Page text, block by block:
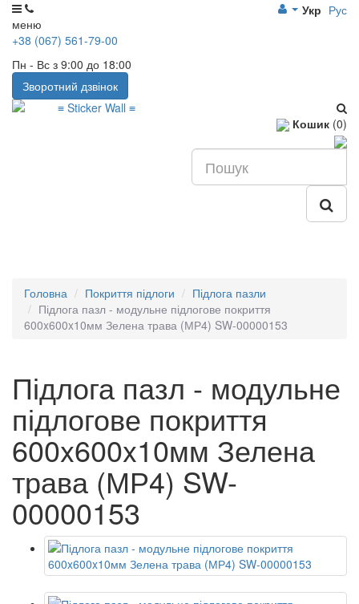
меню
Укр Рус
+38 (067) 561-79-00
Пн - Вс з 9:00 до 18:00
Зворотний дзвінок
Кошик (0)
Головна Покриття підлоги
Підлога пазли
Підлога пазл - модульне підлогове покриття
600x600x10мм Зелена трава (МР4) SW-00000153
Підлога пазл - модульне
підлогове покриття
600x600x10мм Зелена
трава (МР4) SW-
00000153